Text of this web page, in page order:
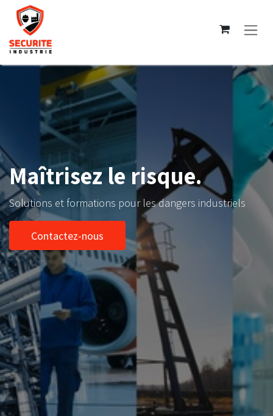
Se rendre au contenu
Maîtrisez le risque.
Solutions et formations pour les dangers industriels
Contactez-nous